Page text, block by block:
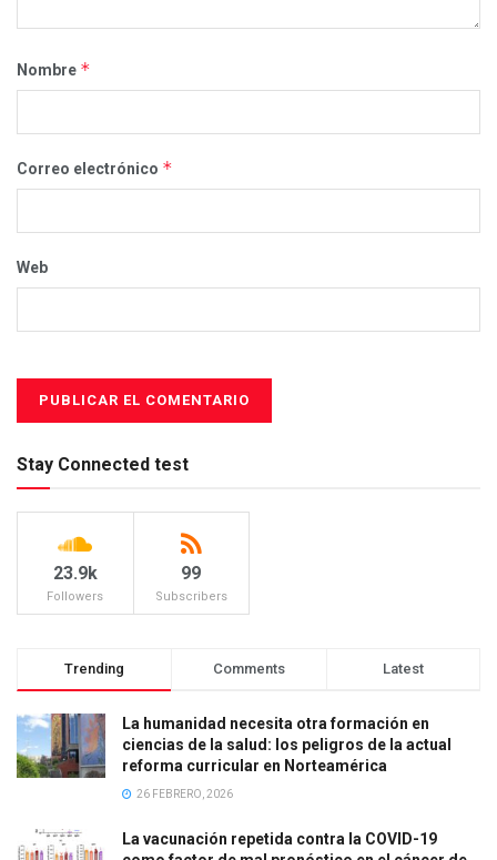
Nombre *
Correo electrónico *
Web
Stay Connected test
23.9k
Followers
99
Subscribers
Trending Comments Latest
La humanidad necesita otra formación en
ciencias de la salud: los peligros de la actual
reforma curricular en Norteamérica
26 FEBRERO, 2026
La vacunación repetida contra la COVID-19